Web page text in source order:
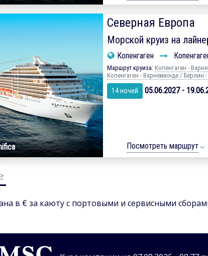
Северная Европа
Морской круиз на
Копенгаген
Маршрут круиза: Копенгаген -
Копенгаген - Варнемюнде / Берлин
14 ночей 05.06.2027 -
Посмотреть маршрут
>
в € за каюту с портовыми и сервисными